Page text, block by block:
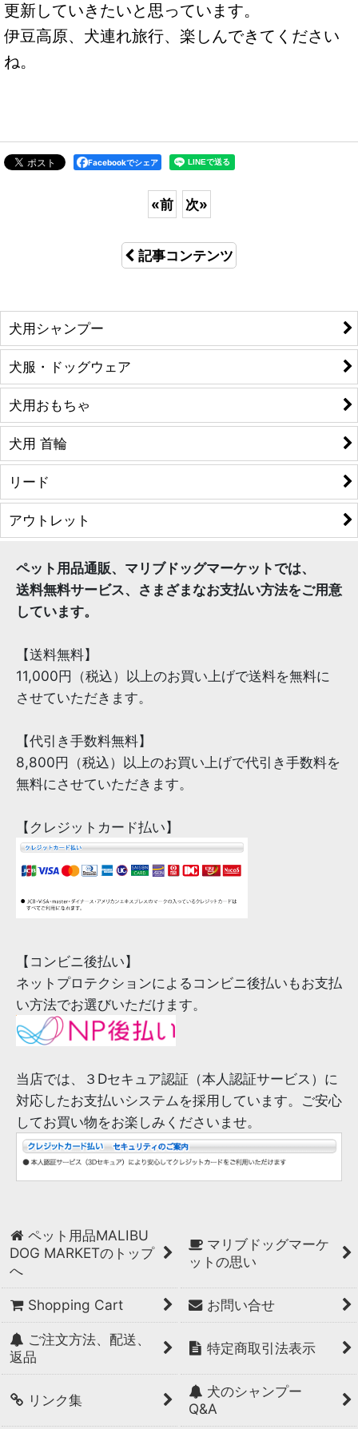
更新していきたいと思っています。
伊豆高原、犬連れ旅行、楽しんできてください
ね。
Facebookでシェア
«前 次»
記事コンテンツ
犬用シャンプー
犬服・ドッグウェア
犬用おもちゃ
犬用 首輪
リード
アウトレット
ペット用品通販、マリブドッグマーケットでは、
送料無料サービス、さまざまなお支払い方法をご用意
しています。
【送料無料】
11,000円（税込）以上のお買い上げで送料を無料に
させていただきます。
【代引き手数料無料】
8,800円（税込）以上のお買い上げで代引き手数料を
無料にさせていただきます。
【クレジットカード払い】
【コンビニ後払い】
ネットプロテクションによるコンビニ後払いもお支払
い方法でお選びいただけます。
当店では、３Dセキュア認証（本人認証サービス）に
対応したお支払いシステムを採用しています。ご安心
してお買い物をお楽しみくださいませ。
ペット用品MALIBU
DOG MARKETのトップ
へ
マリブドッグマーケ
ットの思い
Shopping Cart お問い合せ
ご注文方法、配送、
返品
特定商取引法表示
リンク集
犬のシャンプー
Q&A